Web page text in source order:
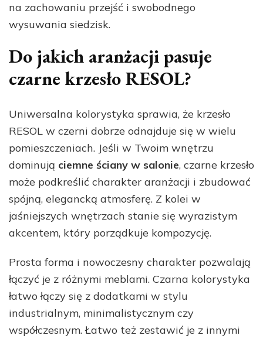
na zachowaniu przejść i swobodnego
wysuwania siedzisk.
Do jakich aranżacji pasuje
czarne krzesło RESOL?
Uniwersalna kolorystyka sprawia, że krzesło
RESOL w czerni dobrze odnajduje się w wielu
pomieszczeniach. Jeśli w Twoim wnętrzu
dominują ciemne ściany w salonie, czarne krzesło
może podkreślić charakter aranżacji i zbudować
spójną, elegancką atmosferę. Z kolei w
jaśniejszych wnętrzach stanie się wyrazistym
akcentem, który porządkuje kompozycję.
Prosta forma i nowoczesny charakter pozwalają
łączyć je z różnymi meblami. Czarna kolorystyka
łatwo łączy się z dodatkami w stylu
industrialnym, minimalistycznym czy
współczesnym. Łatwo też zestawić je z innymi